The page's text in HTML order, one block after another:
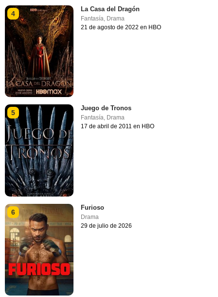
4
La Casa del Dragón
Fantasía, Drama
21 de agosto de 2022 en HBO
5
Juego de Tronos
Fantasía, Drama
17 de abril de 2011 en HBO
6
Furioso
Drama
29 de julio de 2026